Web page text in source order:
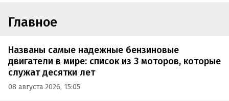
Главное
Названы самые надежные бензиновые
двигатели в мире: список из 3 моторов, которые
служат десятки лет
08 августа 2026, 15:05